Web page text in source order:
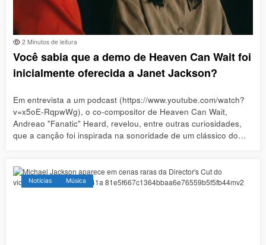
2 Minutos de leitura
Você sabia que a demo de Heaven Can Wait foi
inicialmente oferecida a Janet Jackson?
Em entrevista a um podcast (https://www.youtube.com/watch?
v=x5oE-RqpwWg), o co-compositor de Heaven Can Wait,
Andreao "Fanatic" Heard, revelou, entre outras curiosidades,
que a canção foi inspirada na sonoridade de um clássico do…
Notícias Música